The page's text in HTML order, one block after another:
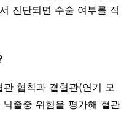
진단되면 수술 여부를 적
관 협착과 곁혈관(연기 모
졸중 위험을 평가해 혈관